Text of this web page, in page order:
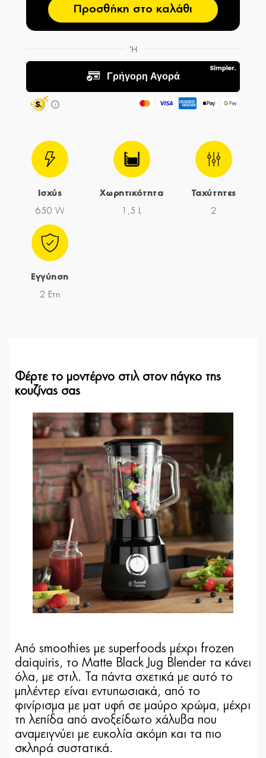
Προσθήκη στο καλάθι
Ισχύς
650 W
Χωρητικότητα
1,5 L
Ταχύτητες
2
Εγγύηση
2 Ετη
Φέρτε το μοντέρνο στιλ στον πάγκο της
κουζίνας σας
Από smoothies με superfoods μέχρι frozen
daiquiris, το Matte Black Jug Blender τα κάνει
όλα, με στιλ. Τα πάντα σχετικά με αυτό το
μπλέντερ είναι εντυπωσιακά, από το
φινίρισμα με ματ υφή σε μαύρο χρώμα, μέχρι
τη λεπίδα από ανοξείδωτο χάλυβα που
αναμειγνύει με ευκολία ακόμη και τα πιο
σκληρά συστατικά.